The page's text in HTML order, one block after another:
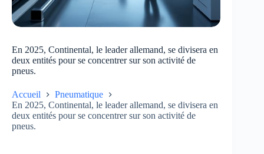
En 2025, Continental, le leader allemand, se divisera en
deux entités pour se concentrer sur son activité de
pneus.
Accueil
Pneumatique
En 2025, Continental, le leader allemand, se divisera en
deux entités pour se concentrer sur son activité de
pneus.